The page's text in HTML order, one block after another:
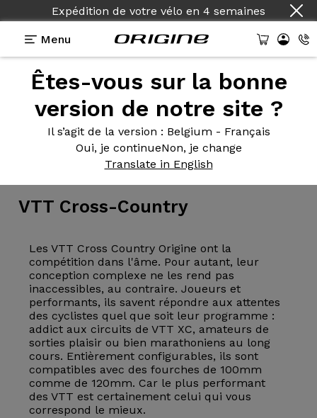
Expédition de votre vélo en 4 semaines
Menu
Êtes-vous sur la bonne
version de notre site ?
Il s’agit de la version : Belgium - Français
Oui, je continueNon, je change
Translate in English
>Cross-Country
VTT Cross-Country
Les VTT Cross Country Origine ont la
compétition dans l'âme. Pour autant, leur
conception complexe ne les rend pas
inaccessibles, au contraire. Joueurs et
performants, ils savent répondre aux attentes
des cyclistes quel que soit leur programme :
addict aux circuits de VTT XC, amateurs de
sorties plaisir ou bien marathoniens au long
cours. Entièrement configurables, ils sont
compatibles avec des fourches de 100mm
comme de 120mm. Car le plus performant
des VTT est certainement celui qui vous
correspond le mieux.